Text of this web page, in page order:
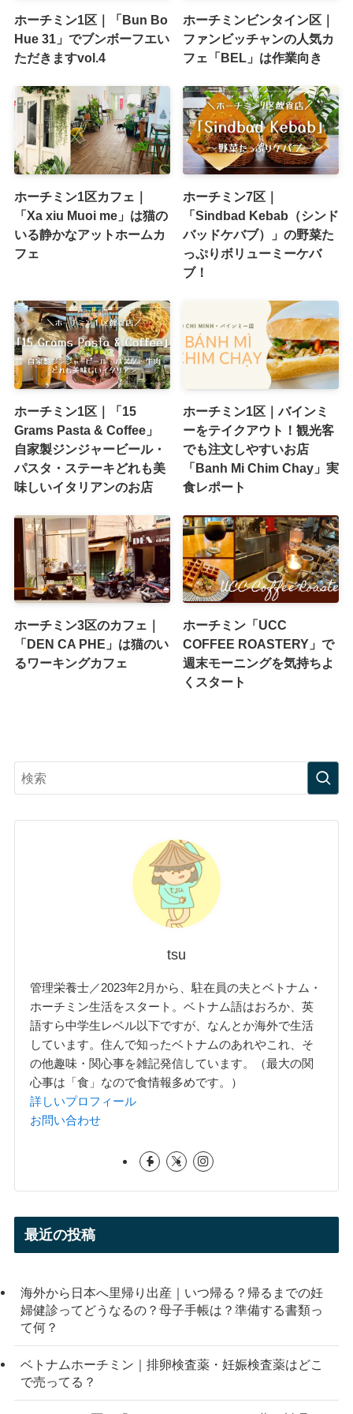
ホーチミン1区｜「Bun Bo
Hue 31」でブンボーフエい
ただきますvol.4
ホーチミンビンタイン区｜
ファンビッチャンの人気カ
フェ「BEL」は作業向き
ホーチミン1区カフェ｜
「Xa xiu Muoi me」は猫の
いる静かなアットホームカ
フェ
ホーチミン7区｜
「Sindbad Kebab（シンド
バッドケバブ）」の野菜た
っぷりボリューミーケバ
ブ！
ホーチミン1区｜「15
Grams Pasta & Coffee」
自家製ジンジャービール・
パスタ・ステーキどれも美
味しいイタリアンのお店
ホーチミン1区｜バインミ
ーをテイクアウト！観光客
でも注文しやすいお店
「Banh Mi Chim Chay」実
食レポート
ホーチミン3区のカフェ｜
「DEN CA PHE」は猫のい
るワーキングカフェ
ホーチミン「UCC
COFFEE ROASTERY」で
週末モーニングを気持ちよ
くスタート
tsu
管理栄養士／2023年2月から、駐在員の夫とベトナム・
ホーチミン生活をスタート。ベトナム語はおろか、英
語すら中学生レベル以下ですが、なんとか海外で生活
しています。住んで知ったベトナムのあれやこれ、そ
の他趣味・関心事を雑記発信しています。（最大の関
心事は「食」なので食情報多めです。）
詳しいプロフィール
お問い合わせ
最近の投稿
海外から日本へ里帰り出産｜いつ帰る？帰るまでの妊
婦健診ってどうなるの？母子手帳は？準備する書類っ
て何？
ベトナムホーチミン｜排卵検査薬・妊娠検査薬はどこ
で売ってる？